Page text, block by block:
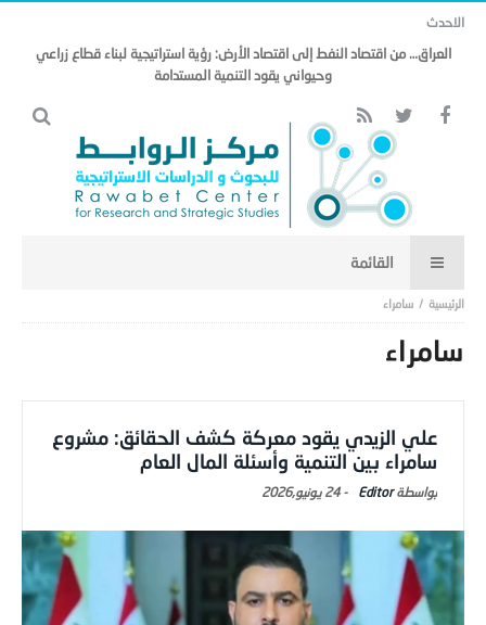
الاحدث
العراق… من اقتصاد النفط إلى اقتصاد الأرض: رؤية استراتيجية لبناء قطاع زراعي
وحيواني يقود التنمية المستدامة
سامراء
سامراء
علي الزيدي يقود معركة كشف الحقائق: مشروع
سامراء بين التنمية وأسئلة المال العام
Editor
-24 يونيو,2026